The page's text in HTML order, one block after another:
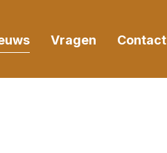
Vragen Contact